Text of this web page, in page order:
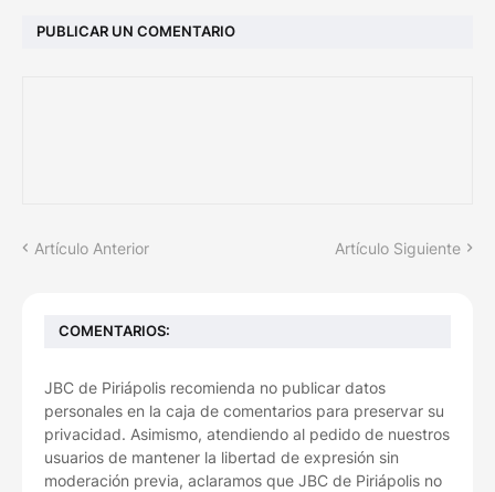
PUBLICAR UN COMENTARIO
Artículo Anterior Artículo Siguiente
COMENTARIOS:
JBC de Piriápolis recomienda no publicar datos
personales en la caja de comentarios para preservar su
privacidad. Asimismo, atendiendo al pedido de nuestros
usuarios de mantener la libertad de expresión sin
moderación previa, aclaramos que JBC de Piriápolis no